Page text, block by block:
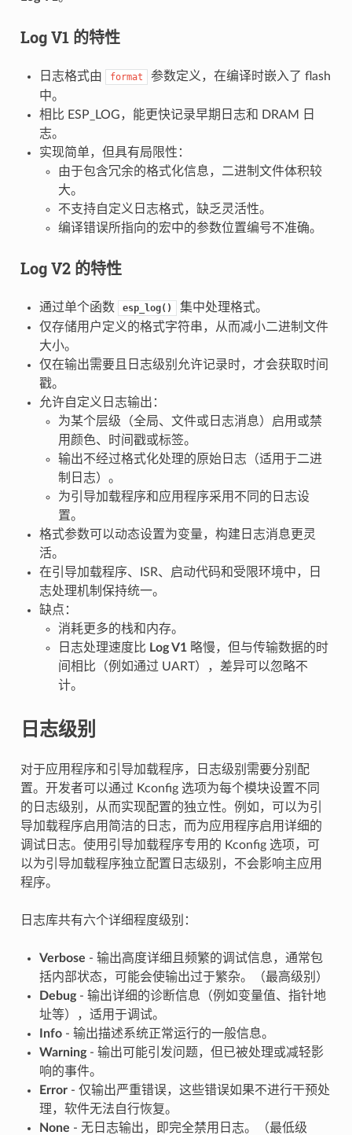
Log V1的特性
日志格式由 format
参数定义，在编译时嵌入了 flash
中。
相比 ESP_LOG，能更快记录早期日志和 DRAM 日
志。
实现简单，但具有局限性：
由于包含冗余的格式化信息，二进制文件体积较
大。
不支持自定义日志格式，缺乏灵活性。
编译错误所指向的宏中的参数位置编号不准确。
Log V2的特性
通过单个函数 esp_log()
集中处理格式。
仅存储用户定义的格式字符串，从而减小二进制文件
大小。
仅在输出需要且日志级别允许记录时，才会获取时间
戳。
允许自定义日志输出：
为某个层级（全局、文件或日志消息）启用或禁
用颜色、时间戳或标签。
输出不经过格式化处理的原始日志（适用于二进
制日志）。
为引导加载程序和应用程序采用不同的日志设
置。
格式参数可以动态设置为变量，构建日志消息更灵
活。
在引导加载程序、ISR、启动代码和受限环境中，日
志处理机制保持统一。
缺点：
消耗更多的栈和内存。
日志处理速度比 Log V1略慢，但与传输数据的时
间相比（例如通过 UART），差异可以忽略不
计。
日志级别
对于应用程序和引导加载程序，日志级别需要分别配
置。开发者可以通过 Kconfig 选项为每个模块设置不同
的日志级别，从而实现配置的独立性。例如，可以为引
导加载程序启用简洁的日志，而为应用程序启用详细的
调试日志。使用引导加载程序专用的 Kconfig 选项，可
以为引导加载程序独立配置日志级别，不会影响主应用
程序。
日志库共有六个详细程度级别：
Verbose - 输出高度详细且频繁的调试信息，通常包
括内部状态，可能会使输出过于繁杂。（最高级别）
Debug- 输出详细的诊断信息（例如变量值、指针地
址等），适用于调试。
Info- 输出描述系统正常运行的一般信息。
Warning- 输出可能引发问题，但已被处理或减轻影
响的事件。
Error- 仅输出严重错误，这些错误如果不进行干预处
理，软件无法自行恢复。
None - 无日志输出，即完全禁用日志。（最低级